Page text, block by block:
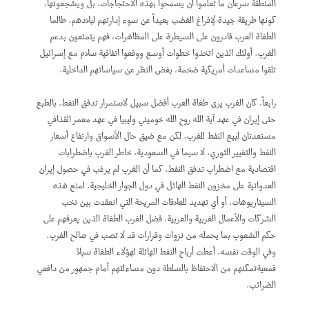
المنطقة سرعان ما تعلموا أن يسمحوا بهذه الاحتجاجات، بل ويشجعونها،
كونها طريقة جيدة لإفراغ الغضب بعيداً عن سوء إدارتهم لبلادهم. طالما
الطغاة العرب قادرون على السيطرة على المظاهرات، فهم يتمتعون بدعم
الغرب. أولئك الذين اتخذوا خطوات أوسع ووقعوا اتفاقية سلام مع إسرائيل
تلقوا مساعدات أمريكية ضخمة، بغض النظر عن سياساتهم الداخلية.
رابعاً، كان الغرب يرى طغاة العرب أفضل سبيل لاستمرار تدفق النفط. بالطبع
حتى إيران في عهد آية الله روح الله خوميني وليبيا في عهد معمر القذافي
مستعدتان لبيع النفط للغرب. لكن مع ضيق حال الأسواق وارتفاع أسعار
النفط والتغيير الثوري، لا سيما في السعودية، خاطر الغرب باضطرابات
اقتصادية مع اضطراب تدفق النفط. كما أن الغرب لم يرغب في حصول إيران
العدوانية على مخزون النفط الهائل في دول الجوار الخليجية. لمنع هذه
السيناريوهات، أو أي تهديد للعلاقات المريحة التي انعقدت بين نخب
الشركات والأعمال الغربية والعربية، فضل الغرب الطغاة الذين يعرفهم على
حكم الشعوب بما يحمله من نزوات وقرارات قد لا تصب في صالح الغرب.
وفي الوقت نفسه، أعطت أرباح النفط الهائلة لهؤلاء الطغاة سبلاً
قمعيةتمكنهم من الاحتفاظ بالسلطة دون مساءلتهم أمام جمهور من دافعي
الضرائب.